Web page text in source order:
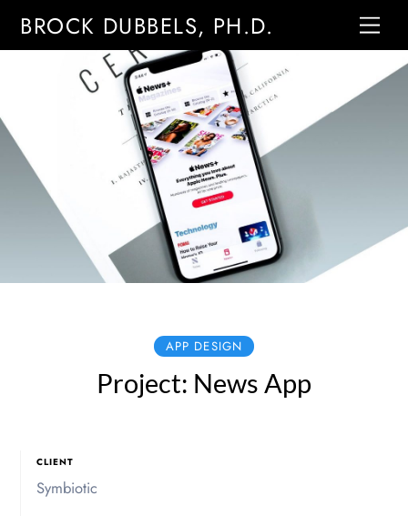
SkipBROCK DUBBELS, PH.D.
APP DESIGN
Project: News App
CLIENT
Symbiotic